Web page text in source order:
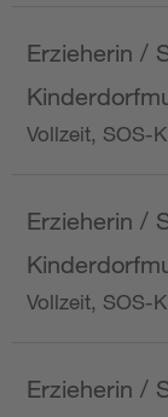
Erzieherin /
Vollzeit, SOS-
Erzieherin /
Vollzeit, SOS-
Erzieherin /